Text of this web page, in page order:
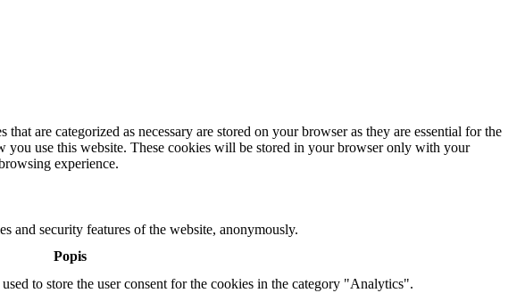
are categorized as necessary are stored on your browser as they are essential for the
you use this website. These cookies will be stored in your browser only with your
experience.
and security features of the website, anonymously.
Popis
to store the user consent for the cookies in the category "Analytics".